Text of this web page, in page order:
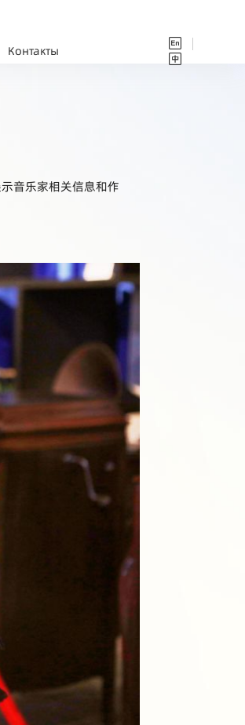
Контакты


音乐家相关信息和作